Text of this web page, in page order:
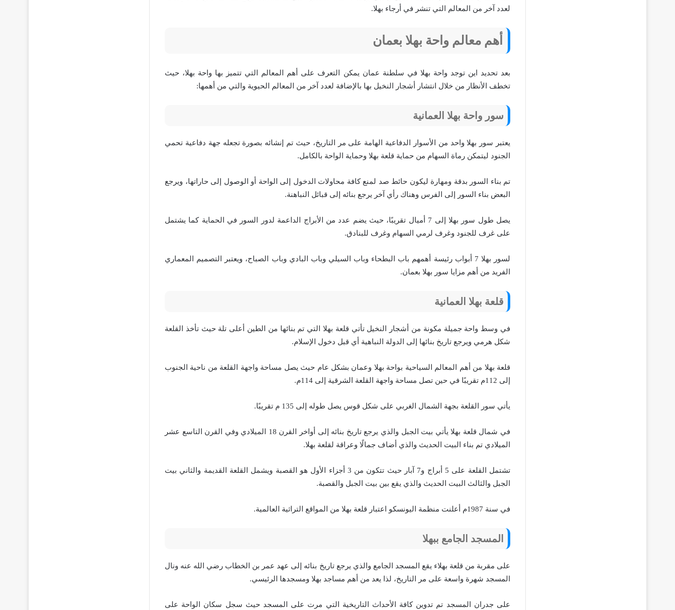
لعدد آخر من المعالم التي تنشر في أرجاء بهلا.
أهم معالم واحة بهلا بعمان
بعد تحديد اين توجد واحة بهلا في سلطنة عمان يمكن التعرف على أهم المعالم التي تتميز بها واحة بهلا، حيث
تخطف الأنظار من خلال انتشار أشجار النخيل بها بالإضافة لعدد آخر من المعالم الحيوية والتي من أهمها:
سور واحة بهلا العمانية
يعتبر سور بهلا واحد من الأسوار الدفاعية الهامة على مر التاريخ، حيث تم إنشائه بصورة تجعله جهة دفاعية تحمي
الجنود ليتمكن رماة السهام من حماية قلعة بهلا وحماية الواحة بالكامل.
تم بناء السور بدقة ومهارة ليكون حائط صد لمنع كافة محاولات الدخول إلى الواحة أو الوصول إلى حاراتها، ويرجع
البعض بناء السور إلى الفرس وهناك رأي آخر يرجع بنائه إلى قبائل النباهنة.
يصل طول سور بهلا إلى 7 أميال تقريبًا، حيث يضم عدد من الأبراج الداعمة لدور السور في الحماية كما يشتمل
على غرف للجنود وغرف لرمي السهام وغرف للبنادق.
لسور بهلا 7 أبواب رئيسة أهمهم باب البطحاء وباب السيلي وباب البادي وباب الصباح، ويعتبر التصميم المعماري
الفريد من أهم مزايا سور بهلا بعمان.
قلعة بهلا العمانية
في وسط واحة جميلة مكونة من أشجار النخيل تأتي قلعة بهلا التي تم بنائها من الطين أعلى تلة حيث تأخذ القلعة
شكل هرمي ويرجع تاريخ بنائها إلى الدولة النباهية أي قبل دخول الإسلام.
قلعة بهلا من أهم المعالم السياحية بواحة بهلا وعمان بشكل عام حيث يصل مساحة واجهة القلعة من ناحية الجنوب
إلى 112م تقريبًا في حين تصل مساحة واجهة القلعة الشرقية إلى 114م.
يأتي سور القلعة بجهة الشمال الغربي على شكل قوس يصل طوله إلى 135 م تقريبًا.
في شمال قلعة بهلا يأتي بيت الجبل والذي يرجع تاريخ بنائه إلى أواخر القرن 18 الميلادي وفي القرن التاسع عشر
الميلادي تم بناء البيت الحديث والذي أضاف جمالًا وعراقة لقلعة بهلا.
تشتمل القلعة على 5 أبراج و7 آبار حيث تتكون من 3 أجزاء الأول هو القصبة ويشمل القلعة القديمة والثاني بيت
الجبل والثالث البيت الحديث والذي يقع بين بيت الجبل والقصبة.
في سنة 1987م أعلنت منظمة اليونسكو اعتبار قلعة بهلا من المواقع التراثية العالمية.
المسجد الجامع ببهلا
على مقربة من قلعة بهلاء يقع المسجد الجامع والذي يرجع تاريخ بنائه إلى عهد عمر بن الخطاب رضي الله عنه ونال
المسجد شهرة واسعة على مر التاريخ، لذا يعد من أهم مساجد بهلا ومسجدها الرئيسي.
على جدران المسجد تم تدوين كافة الأحداث التاريخية التي مرت على المسجد حيث سجل سكان الواحة على